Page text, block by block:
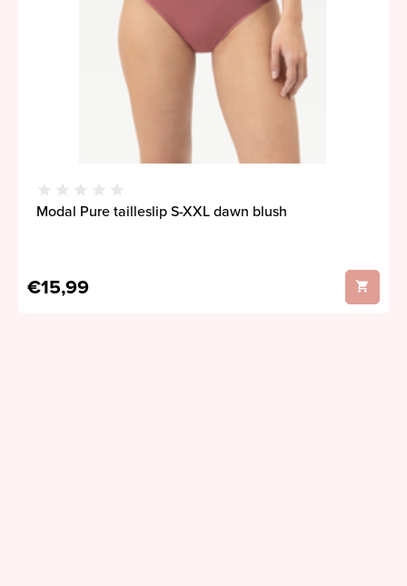
Modal Pure tailleslip S-XXL dawn blush
€15,99